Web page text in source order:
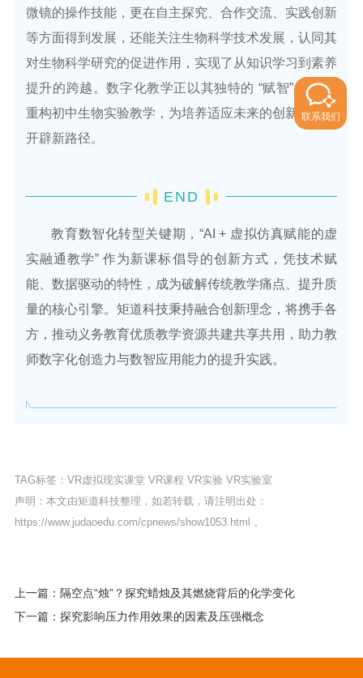
微镜的操作技能，更在自主探究、合作交流、实践创新
等方面得到发展，还能关注生物科学技术发展，认同其
对生物科学研究的促进作用，实现了从知识学习到素养
提升的跨越。数字化教学正以其独特的 “赋智” 力量，
重构初中生物实验教学，为培养适应未来的创新型人才
开辟新路径。
END
教育数智化转型关键期，“AI + 虚拟仿真赋能的虚
实融通教学” 作为新课标倡导的创新方式，凭技术赋
能、数据驱动的特性，成为破解传统教学痛点、提升质
量的核心引擎。矩道科技秉持融合创新理念，将携手各
方，推动义务教育优质教学资源共建共享共用，助力教
师数字化创造力与数智应用能力的提升实践。
TAG标签： VR虚拟现实课堂 VR课程 VR实验 VR实验室
声明：本文由矩道科技整理，如若转载，请注明出处：
https://www.judaoedu.com/cpnews/show1053.html
。
上一篇：隔空点“烛”？探究蜡烛及其燃烧背后的化学变化
下一篇：探究影响压力作用效果的因素及压强概念
联系我们